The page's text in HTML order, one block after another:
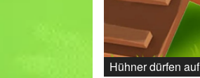
Hühner dürfen